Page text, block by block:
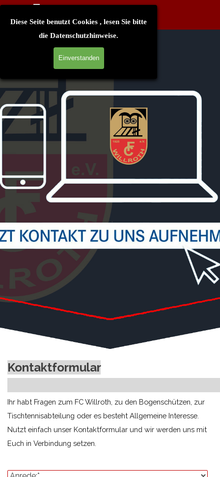
Diese Seite benutzt Cookies , lesen Sie bitte
die Datenschutzhinweise.
Einverstanden
Direkt zum Seiteninhalt Menü überspringen
.
Kontaktformular
Ihr habt Fragen zum FC Willroth, zu den Bogenschützen, zur
Tischtennisabteilung oder es besteht Allgemeine Interesse.
Nutzt einfach unser Kontaktformular und wir werden uns mit
Euch in Verbindung setzen.